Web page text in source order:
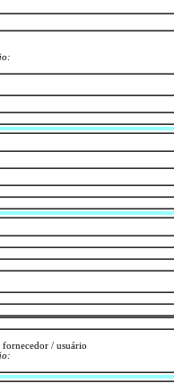
fornecedor / usuário